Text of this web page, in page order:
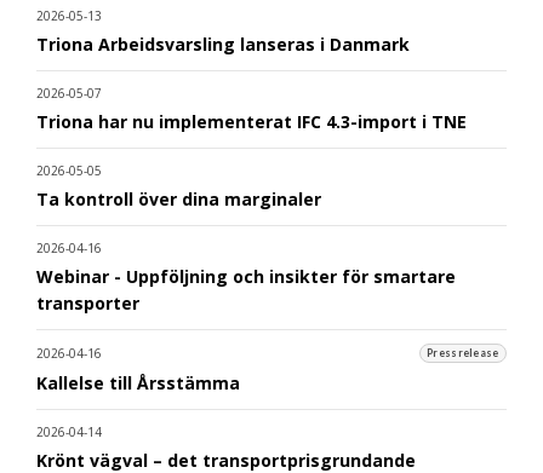
2026-05-13
Triona Arbeidsvarsling lanseras i Danmark
2026-05-07
Triona har nu implementerat IFC 4.3-import i TNE
2026-05-05
Ta kontroll över dina marginaler
2026-04-16
Webinar - Uppföljning och insikter för smartare
transporter
2026-04-16 Pressrelease
Kallelse till Årsstämma
2026-04-14
Krönt vägval – det transportprisgrundande